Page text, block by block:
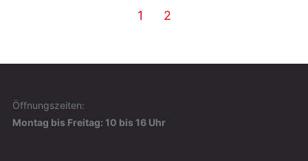
1 2
Öffnungszeiten:
Montag bis Freitag: 10 bis 16 Uhr